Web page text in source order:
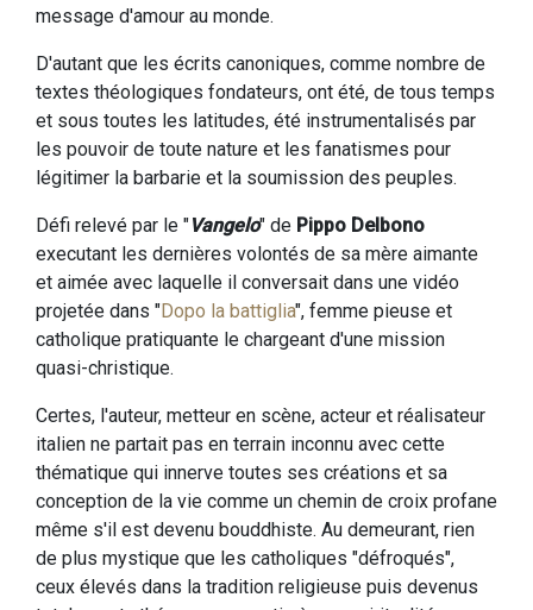
message d'amour au monde.
D'autant que les écrits canoniques, comme nombre de
textes théologiques fondateurs, ont été, de tous temps
et sous toutes les latitudes, été instrumentalisés par
les pouvoir de toute nature et les fanatismes pour
légitimer la barbarie et la soumission des peuples.
Défi relevé par le "Vangelo" de Pippo Delbono
executant les dernières volontés de sa mère aimante
et aimée avec laquelle il conversait dans une vidéo
projetée dans "Dopo la battiglia", femme pieuse et
catholique pratiquante le chargeant d'une mission
quasi-christique.
Certes, l'auteur, metteur en scène, acteur et réalisateur
italien ne partait pas en terrain inconnu avec cette
thématique qui innerve toutes ses créations et sa
conception de la vie comme un chemin de croix profane
même s'il est devenu bouddhiste. Au demeurant, rien
de plus mystique que les catholiques "défroqués",
ceux élevés dans la tradition religieuse puis devenus